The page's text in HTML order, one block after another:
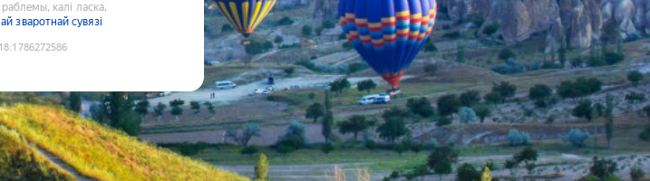
калі ласка,
зваротнай сувязі
:1786272586